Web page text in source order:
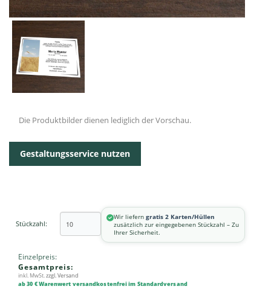
Die Produktbilder dienen lediglich der Vorschau.
Gestaltungsservice nutzen
Stückzahl:
Wir liefern gratis 2 Karten/Hüllen
zusätzlich zur eingegebenen Stückzahl – Zu
Ihrer Sicherheit.
Einzelpreis:
Gesamtpreis:
inkl. MwSt. zzgl. Versand
ab 30 € Warenwert versandkostenfrei im Standardversand